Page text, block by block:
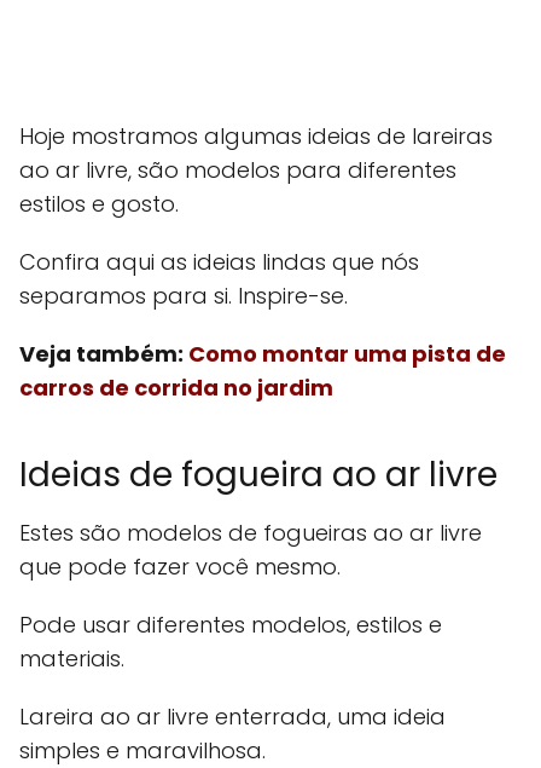
Hoje mostramos algumas ideias de lareiras
ao ar livre, são modelos para diferentes
estilos e gosto.
Confira aqui as ideias lindas que nós
separamos para si. Inspire-se.
Veja também: Como montar uma pista de
carros de corrida no jardim
Ideias de fogueira ao ar livre
Estes são modelos de fogueiras ao ar livre
que pode fazer você mesmo.
Pode usar diferentes modelos, estilos e
materiais.
Lareira ao ar livre enterrada, uma ideia
simples e maravilhosa.